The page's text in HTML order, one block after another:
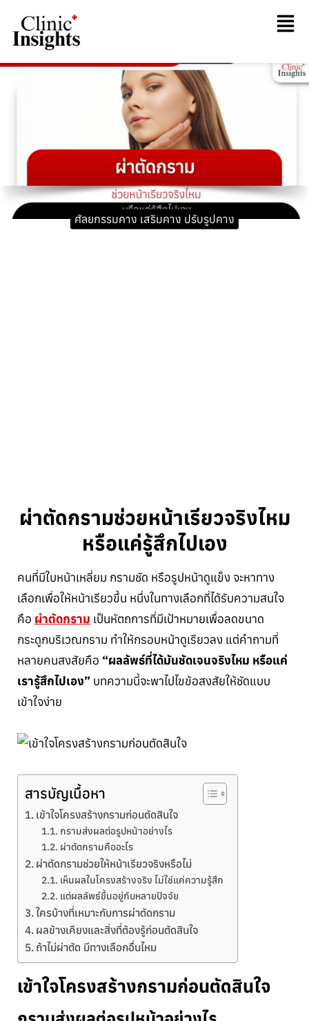
ศัลยกรรมคาง เสริมคาง ปรับรูปคาง
ผ่าตัดกรามช่วยหน้าเรียวจริงไหม
หรือแค่รู้สึกไปเอง
คนที่มีใบหน้าเหลี่ยม กรามชัด หรือรูปหน้าดูแข็ง จะหาทาง
เลือกเพื่อให้หน้าเรียวขึ้น หนึ่งในทางเลือกที่ได้รับความสนใจ
คือ ผ่าตัดกราม เป็นหัตถการที่มีเป้าหมายเพื่อลดขนาด
กระดูกบริเวณกราม ทำให้กรอบหน้าดูเรียวลง แต่คำถามที่
หลายคนสงสัยคือ “ผลลัพธ์ที่ได้มันชัดเจนจริงไหม หรือแค่
เรารู้สึกไปเอง” บทความนี้จะพาไปไขข้อสงสัยให้ชัดแบบ
เข้าใจง่าย
สารบัญเนื้อหา
เข้าใจโครงสร้างกรามก่อนตัดสินใจ
กรามส่งผลต่อรูปหน้าอย่างไร
ผ่าตัดกรามคืออะไร
ผ่าตัดกรามช่วยให้หน้าเรียวจริงหรือไม่
เห็นผลในโครงสร้างจริง ไม่ใช่แค่ความรู้สึก
แต่ผลลัพธ์ขึ้นอยู่กับหลายปัจจัย
ใครบ้างที่เหมาะกับการผ่าตัดกราม
ผลข้างเคียงและสิ่งที่ต้องรู้ก่อนตัดสินใจ
ถ้าไม่ผ่าตัด มีทางเลือกอื่นไหม
เข้าใจโครงสร้างกรามก่อนตัดสินใจ